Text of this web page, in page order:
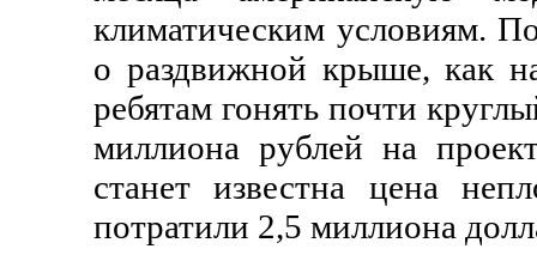
климатическим условиям.
о раздвижной крыше, как
ребятам гонять почти
миллиона рублей на
станет известна цена
потратили 2,5 миллиона